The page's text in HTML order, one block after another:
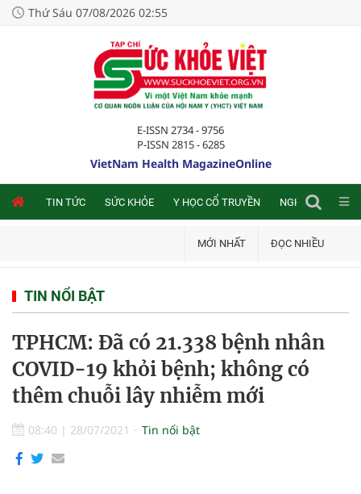
Thứ Sáu 07/08/2026 02:55
E-ISSN 2734 - 9756
P-ISSN 2815 - 6285
VietNam Health MagazineOnline
TIN TỨC SỨC KHỎE Y HỌC CỔ TRUYỀN NGHIÊN CỨU
MỚI NHẤT ĐỌC NHIỀU
TIN NỔI BẬT
TPHCM: Đã có 21.338 bệnh nhân
COVID-19 khỏi bệnh; không có
thêm chuỗi lây nhiễm mới
08:40 | 28/07/2021 Tin nổi bật